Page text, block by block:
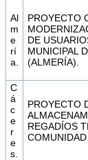
Al
m
e
rí
a.
PROYECTO
DE
MUNICIPAL
(ALMERÍA).
C
á
c
e
r
e
s.
PROYECTO
REGADÍOS